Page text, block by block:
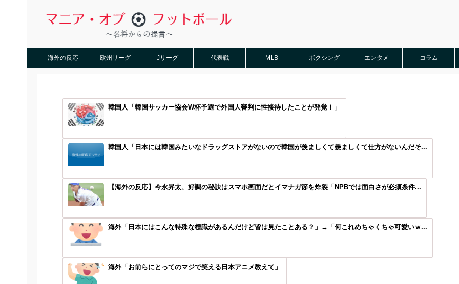
海外の反応 欧州リーグ Jリーグ 代表戦 MLB ボクシング エンタメ コラム
韓国人「韓国サッカー協会W杯予選で外国人審判に性接待したことが発覚！」
韓国人「日本には韓国みたいなドラッグストアがないので韓国が羨ましくて羨ましくて仕方がないんだそ...
【海外の反応】今永昇太、好調の秘訣はスマホ画面だとイマナガ節を炸裂「NPBでは面白さが必須条件...
海外「日本にはこんな特殊な標識があるんだけど皆は見たことある？」→「何これめちゃくちゃ可愛いｗ...
海外「お前らにとってのマジで笑える日本アニメ教えて」